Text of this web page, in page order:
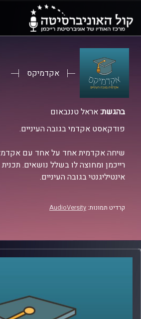
אקדמיקס
בהגשת:אראל טננבאום
פודקאסט אקדמי בגובה העיניים.
שיחה אקדמית אחד על אחד עם
רייכמן ומחוצה לו בשלל נושאים.
אינטיליגנטי בגובה העיניים.
קרדיט תמונות: AudioVersity